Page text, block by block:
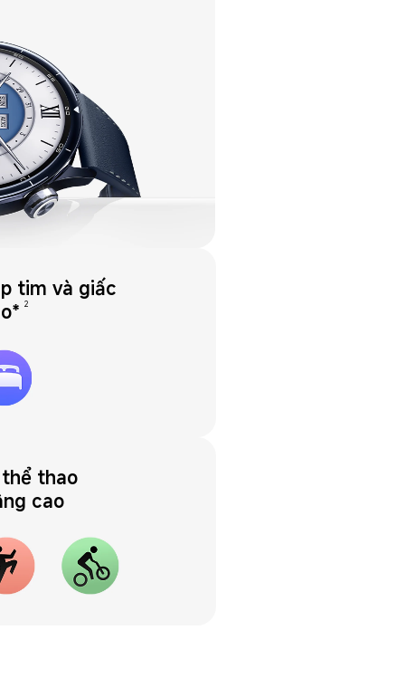
tim và giấc
2
thao
cao